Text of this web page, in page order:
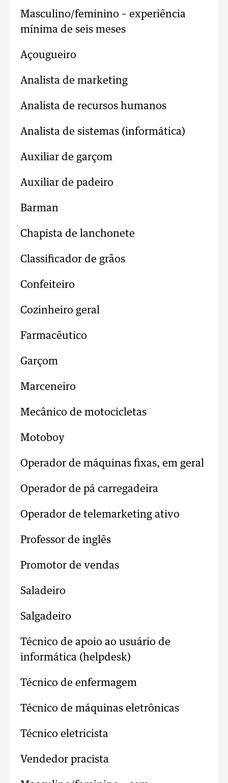
Masculino/feminino – experiência
mínima de seis meses
Açougueiro
Analista de marketing
Analista de recursos humanos
Analista de sistemas (informática)
Auxiliar de garçom
Auxiliar de padeiro
Barman
Chapista de lanchonete
Classificador de grãos
Confeiteiro
Cozinheiro geral
Farmacêutico
Garçom
Marceneiro
Mecânico de motocicletas
Motoboy
Operador de máquinas fixas, em geral
Operador de pá carregadeira
Operador de telemarketing ativo
Professor de inglês
Promotor de vendas
Saladeiro
Salgadeiro
Técnico de apoio ao usuário de
informática (helpdesk)
Técnico de enfermagem
Técnico de máquinas eletrônicas
Técnico eletricista
Vendedor pracista